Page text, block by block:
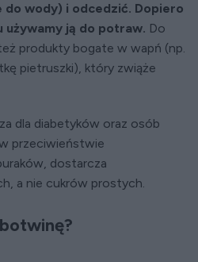
do wody) i odcedzić. Dopiero
ją do potraw. Do
produkty bogate w wapń (np.
pietruszki), który zwiąże
dla diabetyków oraz osób
przeciwieństwie
dostarcza
a nie cukrów prostych.